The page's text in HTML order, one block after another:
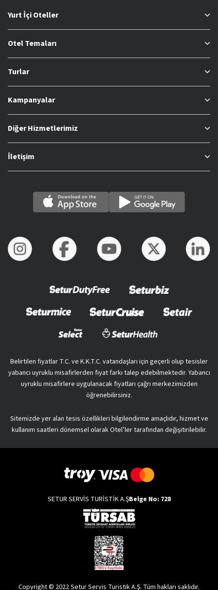
Yurt İçi Oteller
Otel Temaları
Turlar
Kampanyalar
Diğer Hizmetlerimiz
İletişim
Belirtilen fiyatlar T.C. ve K.K.T.C. vatandaşları için geçerli olup tesisler
yabancı uyruklu misafirlerden fiyat farkı talep edebilmektedir. Yabancı
uyruklu misafirlere uygulanacak fiyatları çağrı merkezimizden
öğrenebilirsiniz.
Sitemizde yer alan tesis özellikleri bilgilendirme amaçlıdır, hizmet ve
kullanım saatleri dönemsel olarak Otel’ler tarafından değişitirilebilir.
SETUR SERVİS TURİSTİK A.ŞBelge No: 728
Copyright © 2022 Setur Servis Turistik A.Ş. Tüm hakları saklıdır.